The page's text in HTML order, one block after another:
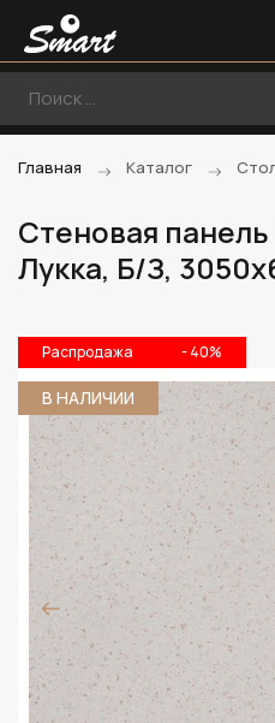
Главная Каталог
Стеновая
Лукка, Б/З,
Распродажа - 40%
В НАЛИЧИИ